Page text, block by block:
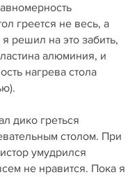
греется не весь, а
решил на это забить,
алюминия, и
нагрева стола
дико греться
столом. При
умудрился
не нравится. Пока я